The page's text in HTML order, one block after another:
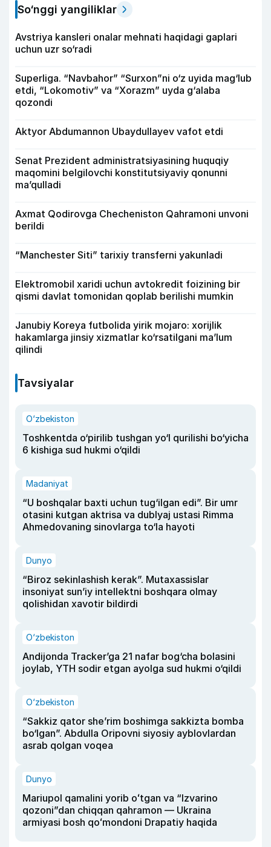
So‘nggi yangiliklar
Avstriya kansleri onalar mehnati haqidagi gaplari
uchun uzr so‘radi
Superliga. “Navbahor” “Surxon”ni o‘z uyida mag‘lub
etdi, “Lokomotiv” va “Xorazm” uyda g‘alaba
qozondi
Aktyor Abdu­mannon Ubaydullayev vafot etdi
Senat Prezident administratsiyasining huquqiy
maqomini belgilovchi konstitutsiyaviy qonunni
ma’qulladi
Axmat Qodirovga Checheniston Qahramoni unvoni
berildi
“Manchester Siti” tarixiy transferni yakunladi
Elektromobil xaridi uchun avtokredit foizining bir
qismi davlat tomonidan qoplab berilishi mumkin
Janubiy Koreya futbolida yirik mojaro: xorijlik
hakamlarga jinsiy xizmatlar ko‘rsatilgani ma’lum
qilindi
Tavsiyalar
O‘zbekiston
Toshkentda o‘pirilib tushgan yo‘l qurilishi bo‘yicha
6 kishiga sud hukmi o‘qildi
Madaniyat
“U boshqalar baxti uchun tug‘ilgan edi”. Bir umr
otasini kutgan aktrisa va dublyaj ustasi Rimma
Ahmedovaning sinovlarga to‘la hayoti
Dunyo
“Biroz sekinlashish kerak”. Mutaxassislar
insoniyat sun’iy intellektni boshqara olmay
qolishidan xavotir bildirdi
O‘zbekiston
Andijonda Tracker’ga 21 nafar bog‘cha bolasini
joylab, YTH sodir etgan ayolga sud hukmi o‘qildi
O‘zbekiston
“Sakkiz qator she’rim boshimga sakkizta bomba
bo‘lgan”. Abdulla Oripovni siyosiy ayblovlardan
asrab qolgan voqea
Dunyo
Mariupol qamalini yorib oʻtgan va “Izvarino
qozoni”dan chiqqan qahramon — Ukraina
armiyasi bosh qoʻmondoni Drapatiy haqida